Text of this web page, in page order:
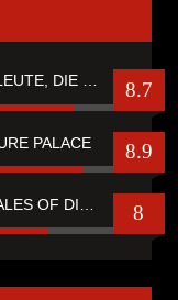
REVIEW: SOKO LINX – „PUNK FÜR LEUTE, DIE PUNK HASZEN“ 8.7
PALACE 8.9
8